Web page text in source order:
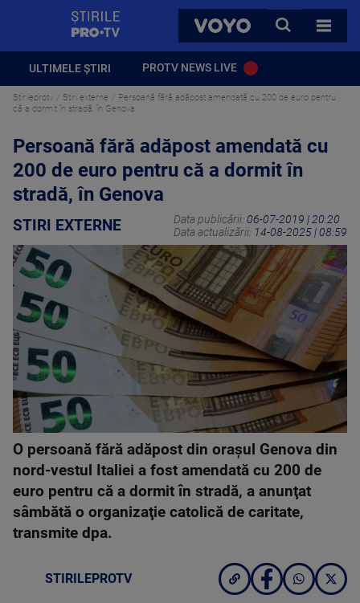
VOYO
CAUTA
TOATE
ULTIMELE ȘTIRI PROTV NEWS LIVE
Stirileprotv Stiri externe
Persoană fără adăpost amendată cu 200 de euro pentru
că a dormit în stradă, în Genova
Persoană fără adăpost amendată cu
200 de euro pentru că a dormit în
stradă, în Genova
STIRI EXTERNE Data publicării: 06-07-2019 | 20:20
Data actualizării: 14-08-2025 | 08:59
O persoană fără adăpost din oraşul Genova din
nord-vestul Italiei a fost amendată cu 200 de
euro pentru că a dormit în stradă, a anunţat
sâmbătă o organizaţie catolică de caritate,
transmite dpa.
STIRILEPROTV